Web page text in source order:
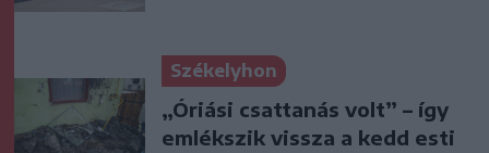
Székelyhon
„Óriási csattanás volt” – így
emlékszik vissza a kedd esti